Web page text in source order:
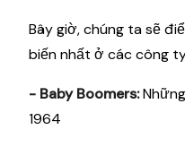
Bây giờ, chúng ta sẽ
biến nhất ở các công
- Baby Boomers:
1964